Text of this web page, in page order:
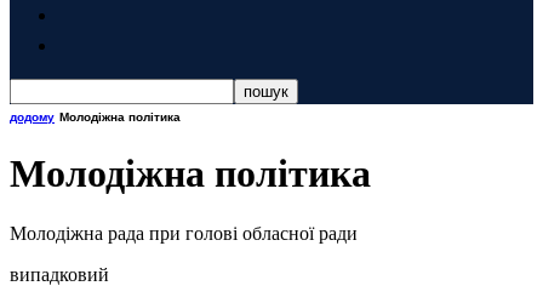
додому Молодіжна політика
Молодіжна політика
Молодіжна рада при голові обласної ради
випадковий